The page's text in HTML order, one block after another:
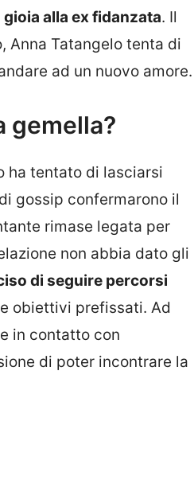
alla ex fidanzata. Il
Anna Tatangelo tenta di
ad un nuovo amore.
gemella?
ha tentato di lasciarsi
gossip confermarono il
rimase legata per
non abbia dato gli
di seguire percorsi
obiettivi prefissati. Ad
in contatto con
di poter incontrare la